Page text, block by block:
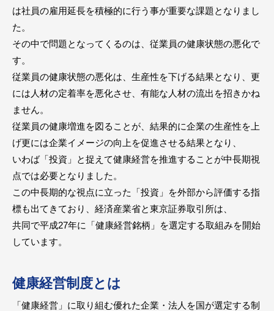
は社員の雇用延長を積極的に行う事が重要な課題となりまし
た。
その中で問題となってくるのは、従業員の健康状態の悪化で
す。
従業員の健康状態の悪化は、生産性を下げる結果となり、更
には人材の定着率を悪化させ、有能な人材の流出を招きかね
ません。
従業員の健康増進を図ることが、結果的に企業の生産性を上
げ更には企業イメージの向上を促進させる結果となり、
いわば「投資」と捉えて健康経営を推進することが中長期視
点では必要となりました。
この中長期的な視点に立った「投資」を外部から評価する指
標も出てきており、経済産業省と東京証券取引所は、
共同で平成27年に「健康経営銘柄」を選定する取組みを開始
しています。
健康経営制度とは
「健康経営」に取り組む優れた企業・法人を国が選定する制